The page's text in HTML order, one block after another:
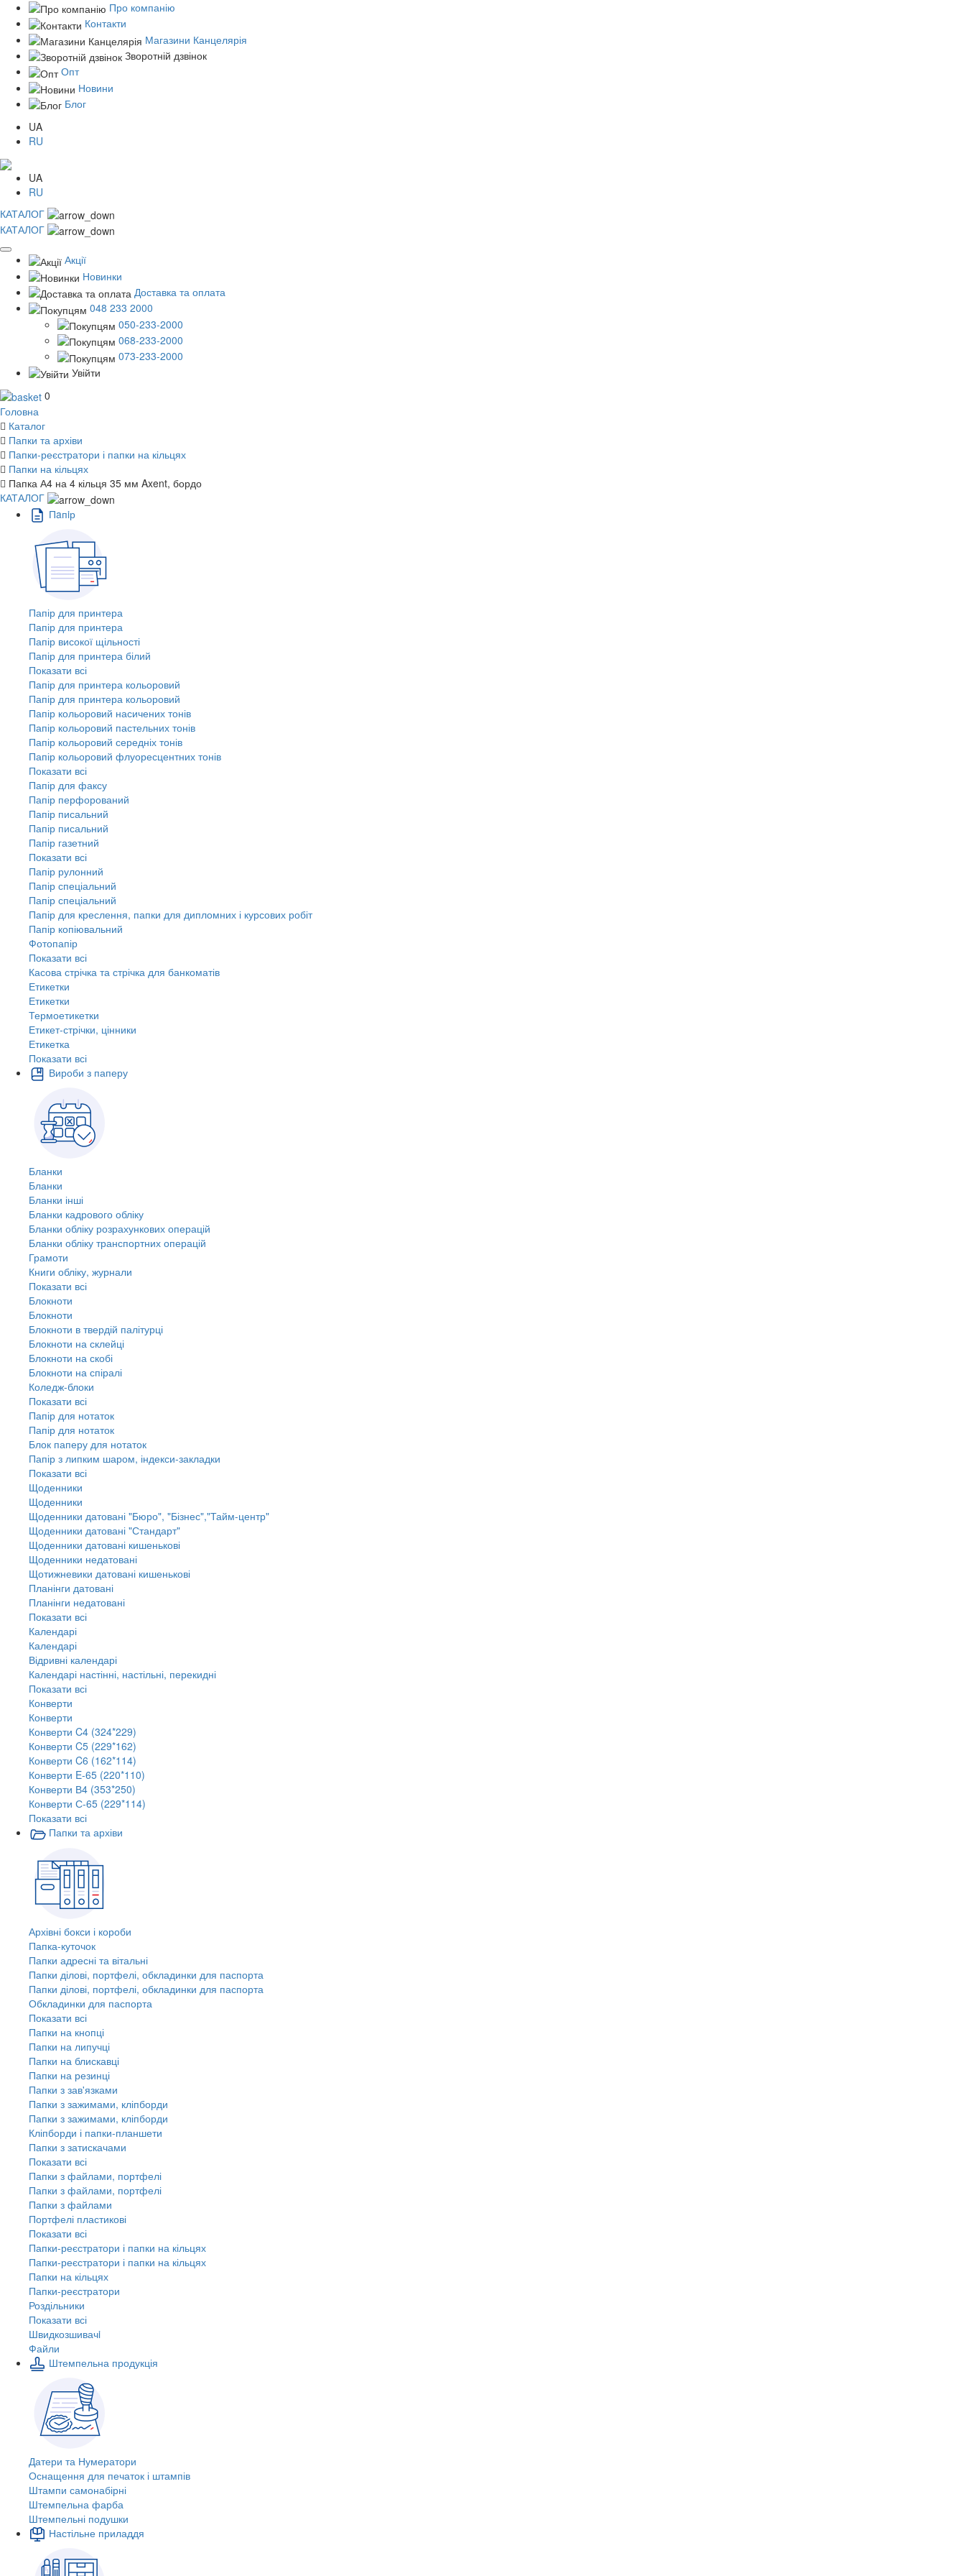
Про компанію
Контакти
Магазини Канцелярія
Зворотній дзвінок
Опт
Новини
Блог
UA
RU
UA
RU
КАТАЛОГ
КАТАЛОГ
Акції
Новинки
Доставка та оплата
048 233 2000
050-233-2000
068-233-2000
073-233-2000
Увійти
0
Головна
Каталог
Папки та архіви
Папки-реєстратори і папки на кільцях
Папки на кільцях
Папка А4 на 4 кільця 35 мм Axent, бордо
КАТАЛОГ
Пaпiр
Папір для принтера
Папір для принтера
Папір високої щільності
Папір для принтера білий
Показати всі
Папір для принтера кольоровий
Папір для принтера кольоровий
Папір кольоровий насичених тонів
Папір кольоровий пастельних тонів
Папір кольоровий середніх тонів
Папір кольоровий флуоресцентних тонів
Показати всі
Папір для факсу
Папір перфорований
Папір писальний
Папір писальний
Папір газетний
Показати всі
Папір рулонний
Папір спеціальний
Папір спеціальний
Папір для креслення, папки для дипломних і курсових робіт
Папір копіювальний
Фотопапір
Показати всі
Касова стрічка та стрічка для банкоматів
Етикетки
Етикетки
Термоетикетки
Етикет-стрічки, цінники
Етикетка
Показати всі
Вироби з паперу
Бланки
Бланки
Бланки інші
Бланки кадрового обліку
Бланки обліку розрахункових операцій
Бланки обліку транспортних операцій
Грамоти
Книги обліку, журнали
Показати всі
Блокноти
Блокноти
Блокноти в твердій палітурці
Блокноти на склейці
Блокноти на скобі
Блокноти на спіралі
Коледж-блоки
Показати всі
Папір для нотаток
Папір для нотаток
Блок паперу для нотаток
Папір з липким шаром, індекси-закладки
Показати всі
Щоденники
Щоденники
Щоденники датовані "Бюро", "Бізнес","Тайм-центр"
Щоденники датовані "Стандарт"
Щоденники датовані кишенькові
Щоденники недатовані
Щотижневики датовані кишенькові
Планінги датовані
Планінги недатовані
Показати всі
Календарі
Календарі
Відривні календарі
Календарі настінні, настільні, перекидні
Показати всі
Конверти
Конверти
Конверти C4 (324*229)
Конверти C5 (229*162)
Конверти C6 (162*114)
Конверти E-65 (220*110)
Конверти В4 (353*250)
Конверти С-65 (229*114)
Показати всі
Папки та архіви
Архівні бокси і короби
Папка-куточок
Папки адресні та вітальні
Папки ділові, портфелі, обкладинки для паспорта
Папки ділові, портфелі, обкладинки для паспорта
Обкладинки для паспорта
Показати всі
Папки на кнопці
Папки на липучці
Папки на блискавці
Папки на резинці
Папки з зав'язками
Папки з зажимами, кліпборди
Папки з зажимами, кліпборди
Кліпборди і папки-планшети
Папки з затискачами
Показати всі
Папки з файлами, портфелі
Папки з файлами, портфелі
Папки з файлами
Портфелі пластикові
Показати всі
Папки-реєстратори і папки на кільцях
Папки-реєстратори і папки на кільцях
Папки на кільцях
Папки-реєстратори
Роздільники
Показати всі
Швидкозшивачi
Файли
Штемпельна продукція
Датери та Нумератори
Оснащення для печаток і штампів
Штампи самонабірні
Штемпельна фарба
Штемпельні подушки
Настільне приладдя